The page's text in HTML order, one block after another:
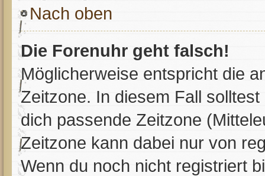
Nach oben
Die Forenuhr geht falsch!
Möglicherweise entspricht die
Zeitzone. In diesem Fall
dich passende Zeitzone
Zeitzone kann dabei nur von
Wenn du noch nicht registriert